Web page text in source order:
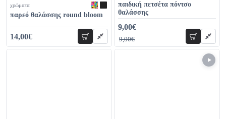
χρώματα
παρεό θαλάσσης round bloom
14,00€ προσθήκη
παιδική πετσέτα πόντσο
θαλάσσης
9,00€
9,00€ προσθήκη